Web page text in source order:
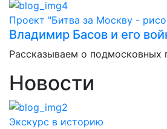
Проект "Битва за Москву -
Владимир Басов и его
Рассказываем о подмосковных
Новости
Экскурс в историю